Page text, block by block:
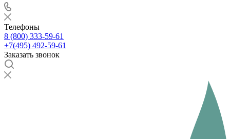
Телефоны
8 (800) 333-59-61
+7(495) 492-59-61
Заказать звонок